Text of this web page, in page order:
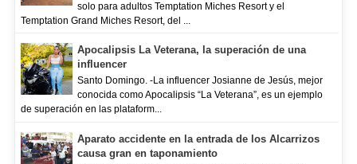
solo para adultos Temptation Miches Resort y el
Temptation Grand Miches Resort, del ...
Apocalipsis La Veterana, la superación de una
influencer
Santo Domingo. -La influencer Josianne de Jesús, mejor
conocida como Apocalipsis “La Veterana”, es un ejemplo
de superación en las plataform...
Aparato accidente en la entrada de los Alcarrizos
causa gran en taponamiento